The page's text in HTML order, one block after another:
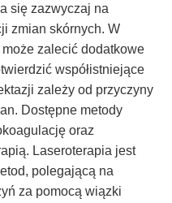
się zazwyczaj na
zmian skórnych. W
zalecić dodatkowe
współistniejące
zależy od przyczyny
Dostępne metody
oraz
Laseroterapia jest
polegającą na
za pomocą wiązki